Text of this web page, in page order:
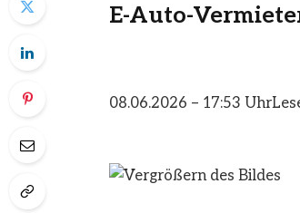
E-Auto-
08.06.2026 – 17:53 Uhr